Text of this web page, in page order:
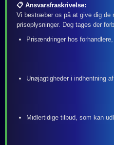
📋 Ansvarsfraskrivelse:
Vi bestræber os på at give dig de
prisoplysninger. Dog tages der
Prisændringer hos
Unøjagtigheder i indhentning
Midlertidige tilbud, som kan